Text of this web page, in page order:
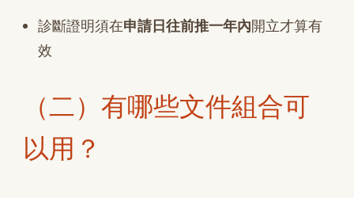
診斷證明須在申請日往前推一年內開立才算有
效
（二）有哪些文件組合可
以用？